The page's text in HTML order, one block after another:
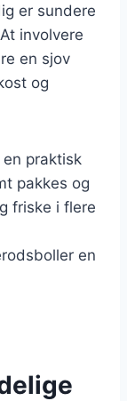
er sundere
involvere
en sjov
og
praktisk
pakkes og
friske i flere
en